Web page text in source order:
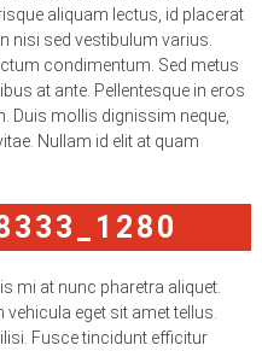
aliquam lectus, id placerat
nisi sed vestibulum varius.
condimentum. Sed metus
at ante. Pellentesque in eros
Duis mollis dignissim neque,
Nullam id elit at quam
mi at nunc pharetra aliquet.
eget sit amet tellus.
Fusce tincidunt efficitur